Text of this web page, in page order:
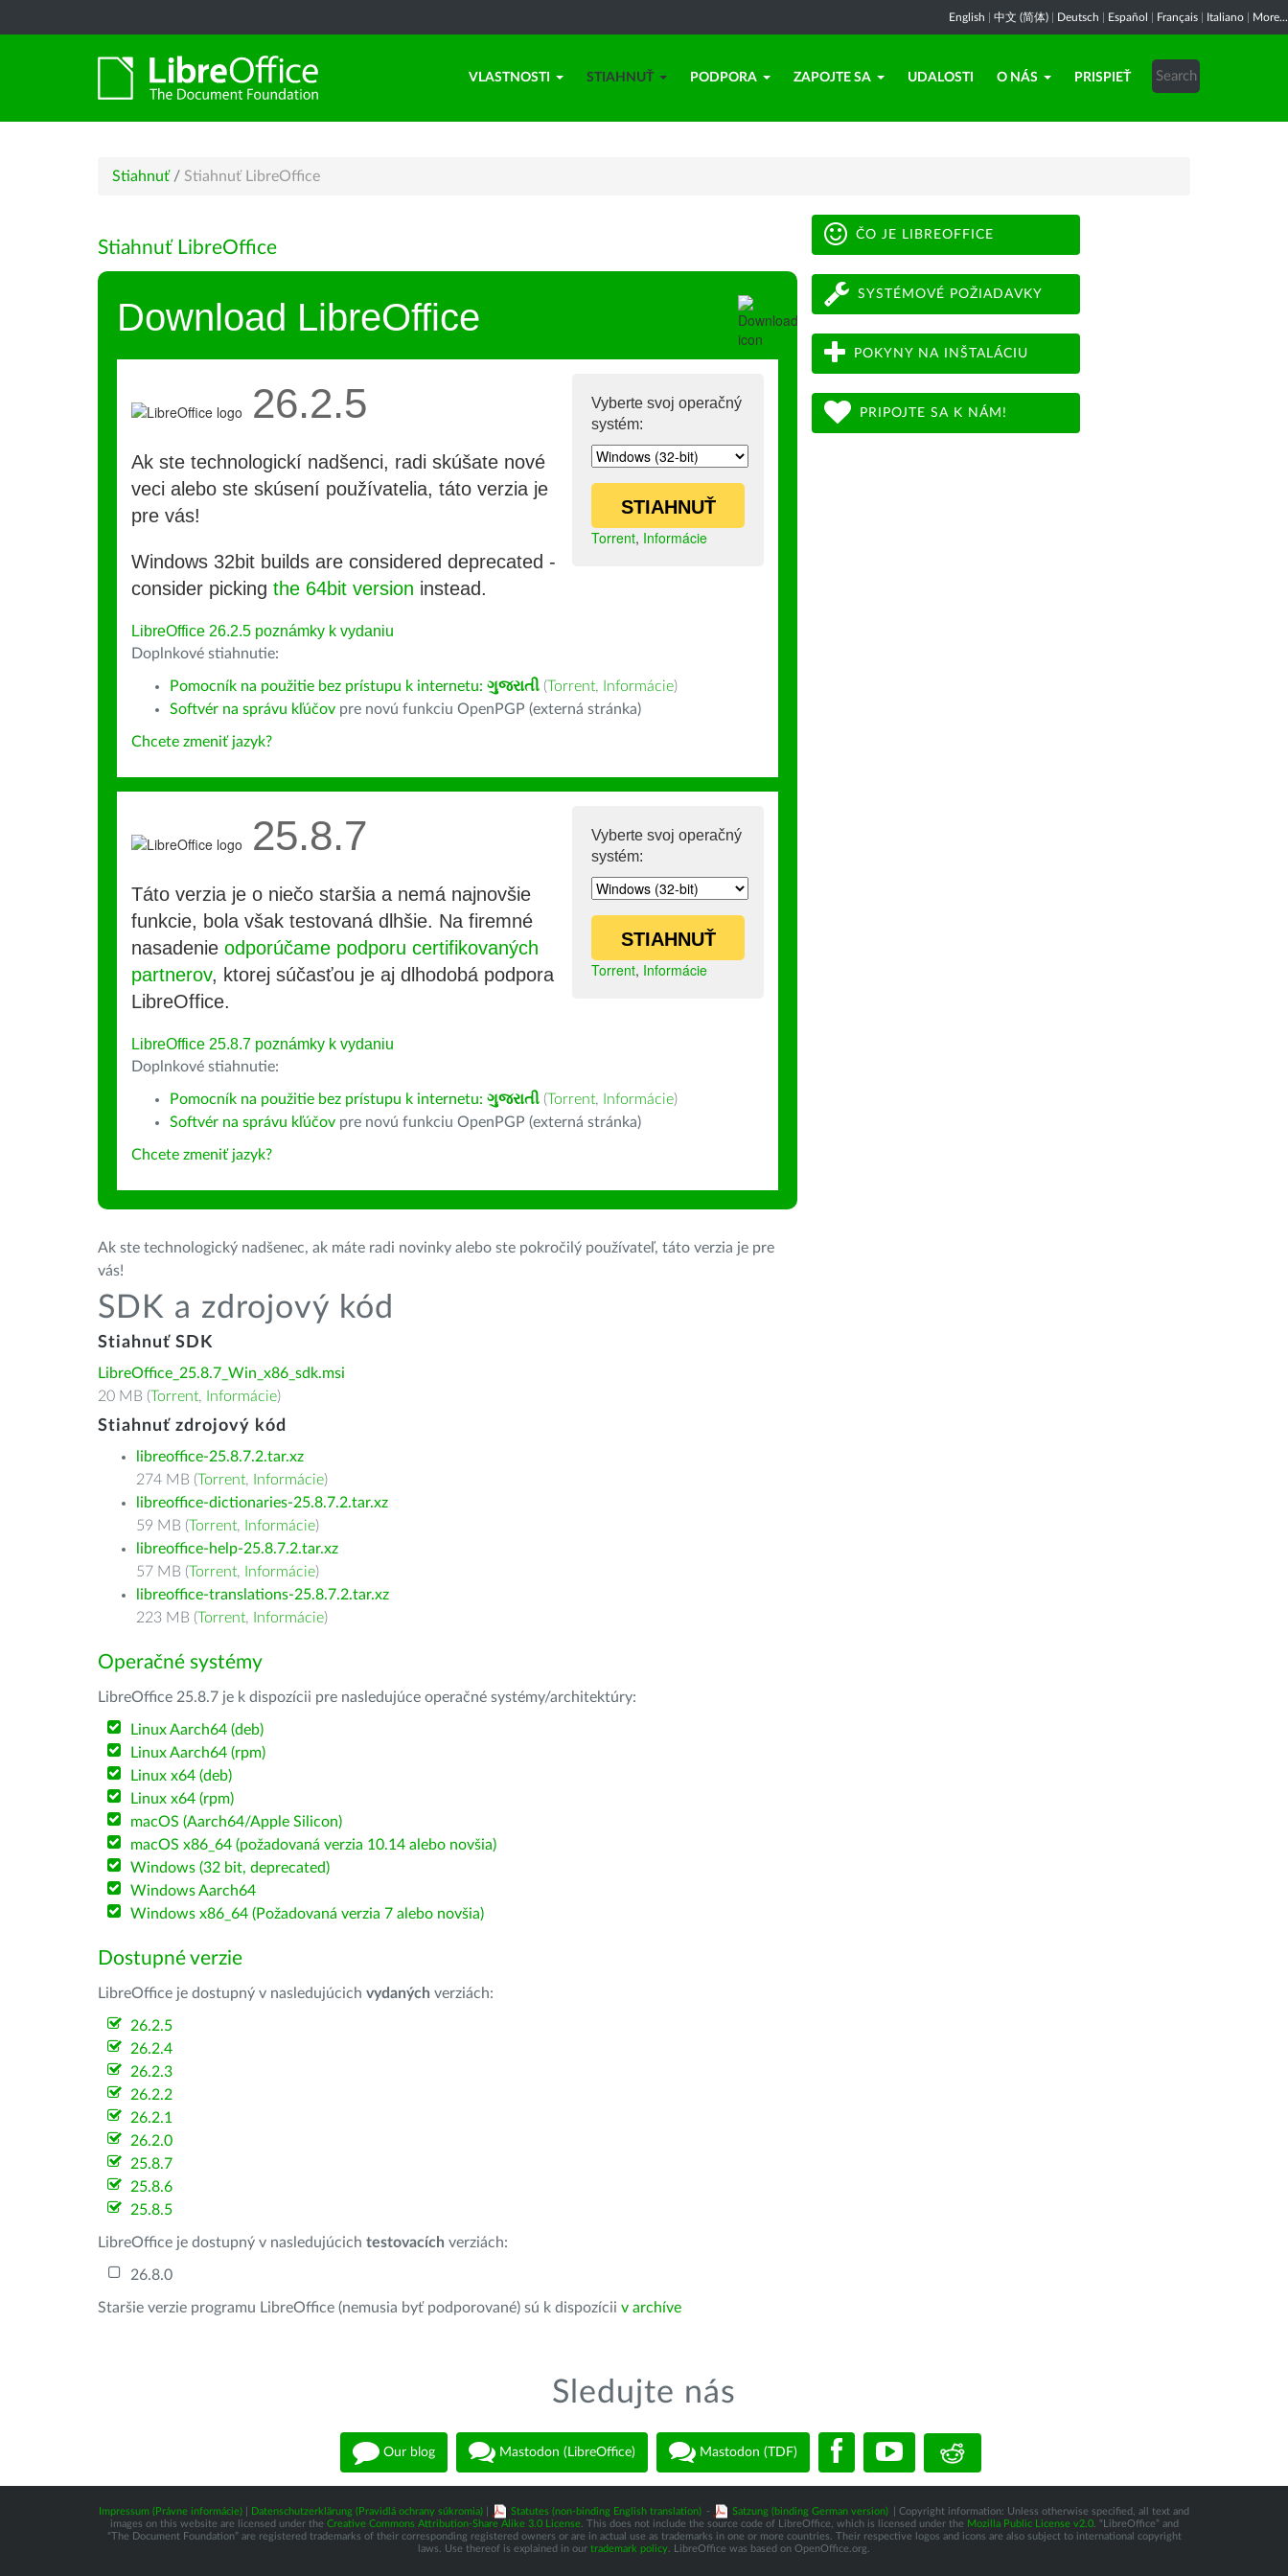
English 中文 (简体) Deutsch Español Français Italiano More...
VLASTNOSTI STIAHNUŤ PODPORA ZAPOJTE SA UDALOSTI O NÁS PRISPIEŤ
Stiahnuť / Stiahnuť LibreOffice
Stiahnuť LibreOffice
Download LibreOffice
Vyberte svoj operačný
systém:
STIAHNUŤ
Torrent, Informácie
26.2.5
Ak ste technologickí nadšenci, radi skúšate nové
veci alebo ste skúsení používatelia, táto verzia je
pre vás!
Windows 32bit builds are considered deprecated -
consider picking the 64bit version instead.
LibreOffice 26.2.5 poznámky k vydaniu
Doplnkové stiahnutie:
Pomocník na použitie bez prístupu k internetu: ગુજરાતી (Torrent, Informácie)
Softvér na správu kľúčov pre novú funkciu OpenPGP (externá stránka)
Chcete zmeniť jazyk?
Vyberte svoj operačný
systém:
STIAHNUŤ
Torrent, Informácie
25.8.7
Táto verzia je o niečo staršia a nemá najnovšie
funkcie, bola však testovaná dlhšie. Na firemné
nasadenie odporúčame podporu certifikovaných
partnerov, ktorej súčasťou je aj dlhodobá podpora
LibreOffice.
LibreOffice 25.8.7 poznámky k vydaniu
Doplnkové stiahnutie:
Pomocník na použitie bez prístupu k internetu: ગુજરાતી (Torrent, Informácie)
Softvér na správu kľúčov pre novú funkciu OpenPGP (externá stránka)
Chcete zmeniť jazyk?
Ak ste technologický nadšenec, ak máte radi novinky alebo ste pokročilý používateľ, táto verzia je pre
vás!
SDK a zdrojový kód
Stiahnuť SDK
LibreOffice_25.8.7_Win_x86_sdk.msi
20 MB (Torrent, Informácie)
Stiahnuť zdrojový kód
libreoffice-25.8.7.2.tar.xz
274 MB (Torrent, Informácie)
libreoffice-dictionaries-25.8.7.2.tar.xz
59 MB (Torrent, Informácie)
libreoffice-help-25.8.7.2.tar.xz
57 MB (Torrent, Informácie)
libreoffice-translations-25.8.7.2.tar.xz
223 MB (Torrent, Informácie)
Operačné systémy
LibreOffice 25.8.7 je k dispozícii pre nasledujúce operačné systémy/architektúry:
Linux Aarch64 (deb)
Linux Aarch64 (rpm)
Linux x64 (deb)
Linux x64 (rpm)
macOS (Aarch64/Apple Silicon)
macOS x86_64 (požadovaná verzia 10.14 alebo novšia)
Windows (32 bit, deprecated)
Windows Aarch64
Windows x86_64 (Požadovaná verzia 7 alebo novšia)
Dostupné verzie
LibreOffice je dostupný v nasledujúcich vydaných verziách:
26.2.5
26.2.4
26.2.3
26.2.2
26.2.1
26.2.0
25.8.7
25.8.6
25.8.5
LibreOffice je dostupný v nasledujúcich testovacích verziách:
26.8.0
Staršie verzie programu LibreOffice (nemusia byť podporované) sú k dispozícii v archíve
ČO JE LIBREOFFICE
SYSTÉMOVÉ POŽIADAVKY
POKYNY NA INŠTALÁCIU
PRIPOJTE SA K NÁM!
Sledujte nás
Our blog Mastodon (LibreOffice) Mastodon (TDF)
Impressum (Právne informácie) Datenschutzerklärung (Pravidlá ochrany súkromia) Statutes (non-binding English translation) - Satzung (binding German version)
| Copyright information: Unless otherwise specified, all text and
images on this website are licensed under the Creative Commons Attribution-Share Alike 3.0 License. This does not include the source code of LibreOffice, which is licensed under the Mozilla Public License v2.0. “LibreOffice” and
“The Document Foundation” are registered trademarks of their corresponding registered owners or are in actual use as trademarks in one or more countries. Their respective logos and icons are also subject to international copyright
laws. Use thereof is explained in our trademark policy . LibreOffice was based on OpenOffice.org.